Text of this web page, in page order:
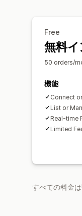
Free
無料
50 orders/
機能
Connect
List or
Real-time
Limited
すべての料金